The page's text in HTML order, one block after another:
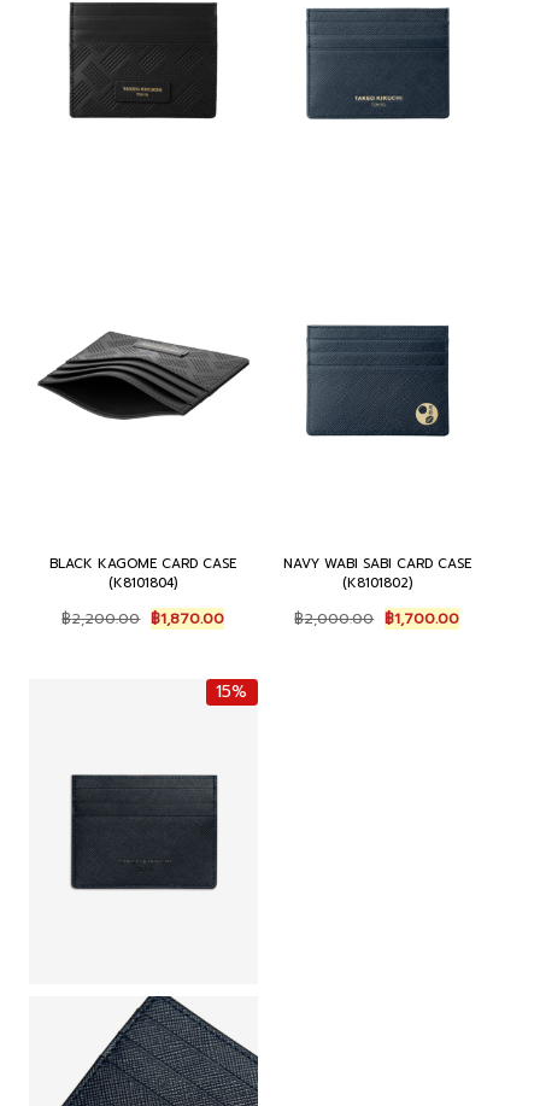
BLACK KAGOME CARD CASE
(K8101804)
฿2,200.00 Original
price
฿2,200.00.
฿1,870.00Current
price
฿1,870.00.
NAVY WABI SABI CARD CASE
(K8101802)
฿2,000.00 Original
price
฿1,700.00Current
price
15%